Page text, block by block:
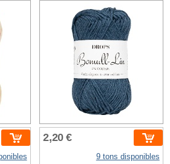
2,20 €
9 tons disponibles